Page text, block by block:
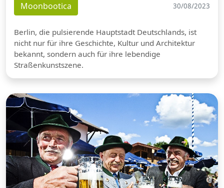
Moonbootica 30/08/2023
Berlin, die pulsierende Hauptstadt Deutschlands, ist
nicht nur für ihre Geschichte, Kultur und Architektur
bekannt, sondern auch für ihre lebendige
Straßenkunstszene.